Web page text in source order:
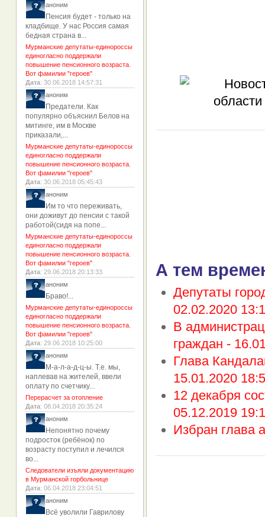
А тем
Депутаты
02.02.2020
В
граждан -
Глава
15.01.2020
12 декабря
05.12.2019
Избран глава
аноним
Пенсия будет - только на
кладбище. У нас Россия самая
бедная страна в...
Мурманские депутаты-единороссы
единогласно поддержали
повышение пенсионного возраста.
Вот фамилии "героев"
Дата: 30.06.2018 14:57:31
аноним
Предатели. Как
популярно объяснил Белов на
митинге, им в Москве
приказали,...
Мурманские депутаты-единороссы
единогласно поддержали
повышение пенсионного возраста.
Вот фамилии "героев"
Дата: 30.06.2018 05:45:43
аноним
Им то что переживать,
они доживут до пенсии с такой
работой(сидя на попе...
Мурманские депутаты-единороссы
единогласно поддержали
повышение пенсионного возраста.
Вот фамилии "героев"
Дата: 29.06.2018 20:13:33
аноним
Браво!...
Мурманские депутаты-единороссы
единогласно поддержали
повышение пенсионного возраста.
Вот фамилии "героев"
Дата: 29.06.2018 10:25:00
аноним
М-а-л-а-д-ц-ы. Т.е. мы,
наплевав на жителей, ввели
оплату по счетчику...
Перерасчет за отопление
Дата: 08.04.2018 20:35:24
аноним
Непонятно почему
подросток (ребёнок) по
возрасту поступил и лечился
во...
Следователи изъяли документацию
в Мурманской горбольнице
Дата: 06.04.2018 23:04:51
аноним
Всё уволили Гаврилову